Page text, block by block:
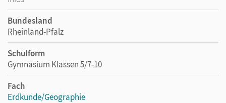
Bundesland
Rheinland-Pfalz
Schulform
Gymnasium Klassen 5/7-10
Fach
Erdkunde/Geographie